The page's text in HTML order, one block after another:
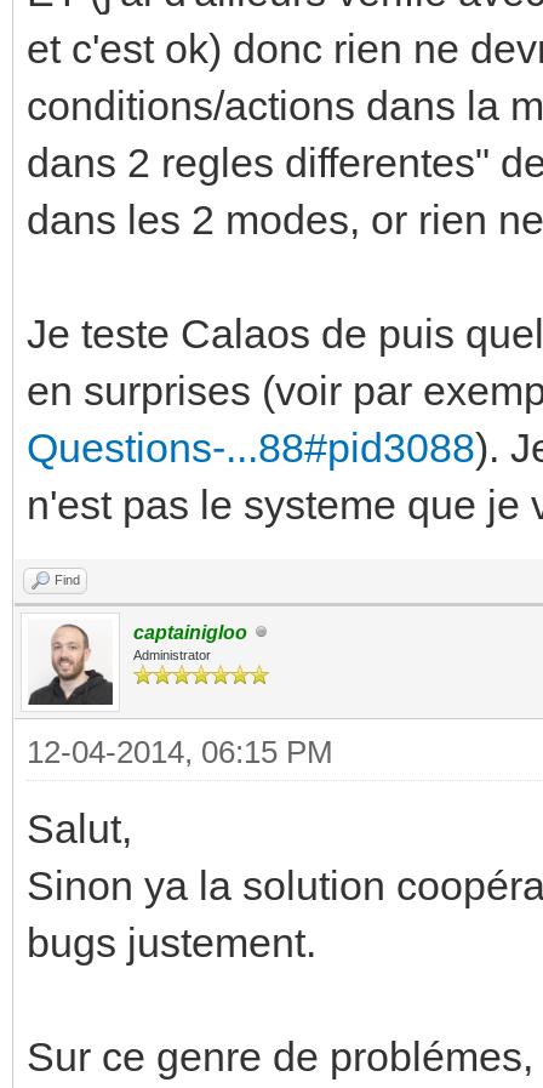
et c'est ok) donc rien ne
conditions/actions dans la
dans 2 regles differentes"
dans les 2 modes, or rien
Je teste Calaos de puis
en surprises (voir par
Questions-...88#pid3088).
n'est pas le systeme que je
Find
captainigloo
Administrator
12-04-2014, 06:15 PM
Salut,
Sinon ya la solution
bugs justement.
Sur ce genre de